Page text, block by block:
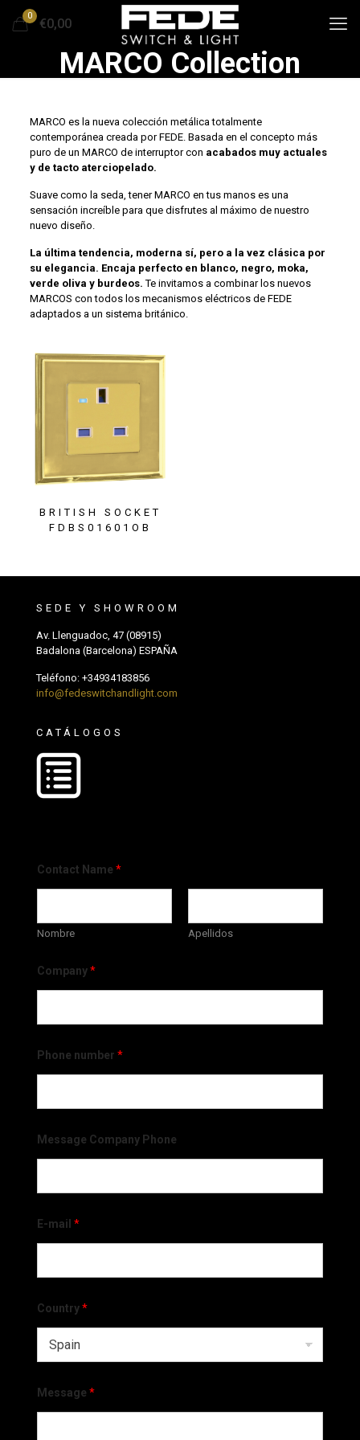
0
€0,00
MARCO Collection
MARCO es la nueva colección metálica totalmente
contemporánea creada por FEDE. Basada en el concepto más
puro de un MARCO de interruptor con acabados muy actuales
y de tacto aterciopelado.
Suave como la seda, tener MARCO en tus manos es una
sensación increíble para que disfrutes al máximo de nuestro
nuevo diseño.
La última tendencia, moderna sí, pero a la vez clásica por
su elegancia. Encaja perfecto en blanco, negro, moka,
verde oliva y burdeos. Te invitamos a combinar los nuevos
MARCOS con todos los mecanismos eléctricos de FEDE
adaptados a un sistema británico.
BRITISH SOCKET
FDBS01601OB
SEDE Y SHOWROOM
Av. Llenguadoc, 47 (08915)
Badalona (Barcelona) ESPAÑA
Teléfono: +34934183856
info@fedeswitchandlight.com
CATÁLOGOS
Contact Name *
Nombre Apellidos
Company*
Phone number *
Message Company Phone
E-mail *
Country*
Message *